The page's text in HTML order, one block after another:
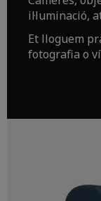
il·luminació,
Et lloguem
fotografia o